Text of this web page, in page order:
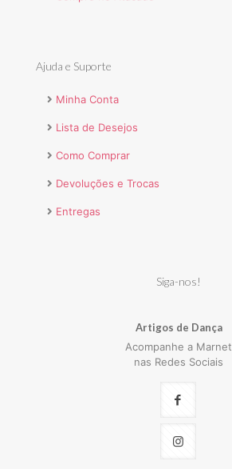
Ajuda e Suporte
Minha Conta
Lista de Desejos
Como Comprar
Devoluções e Trocas
Entregas
Siga-nos!
Artigos de Dança
Acompanhe a Marnet
nas Redes Sociais